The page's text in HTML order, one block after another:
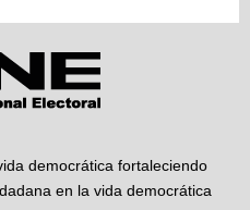
democrática fortaleciendo
en la vida democrática